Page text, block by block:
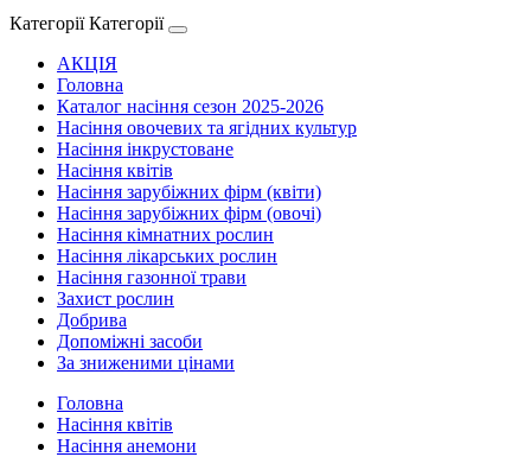
Категорії Категорії
АКЦІЯ
Головна
Каталог насіння сезон 2025-2026
Насіння овочевих та ягідних культур
Насіння інкрустоване
Насіння квітів
Насіння зарубіжних фірм (квіти)
Насіння зарубіжних фірм (овочі)
Насіння кімнатних рослин
Насіння лікарських рослин
Насіння газонної трави
Захист рослин
Добрива
Допоміжні засоби
За зниженими цінами
Головна
Насіння квітів
Насіння анемони